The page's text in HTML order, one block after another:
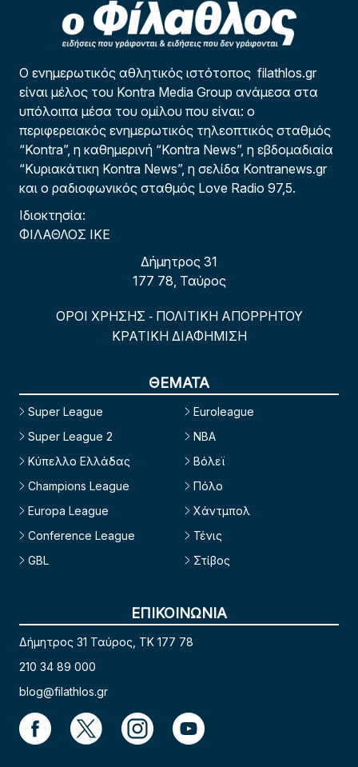
Ο ενημερωτικός αθλητικός ιστότοπος filathlos.gr
είναι μέλος του Kontra Media Group ανάμεσα στα
υπόλοιπα μέσα του ομίλου που είναι: ο
περιφερειακός ενημερωτικός τηλεοπτικός σταθμός
“Kontra”, η καθημερινή “Kontra News”, η εβδομαδιαία
“Κυριακάτικη Kontra News”, η σελίδα Kontranews.gr
και ο ραδιοφωνικός σταθμός Love Radio 97,5.
Ιδιοκτησία:
ΦΙΛΑΘΛΟΣ ΙΚΕ
Δήμητρος 31
177 78, Ταύρος
ΟΡΟΙ ΧΡΗΣΗΣ - ΠΟΛΙΤΙΚΗ ΑΠΟΡΡΗΤΟΥ
ΚΡΑΤΙΚΗ ΔΙΑΦΗΜΙΣΗ
ΘΕΜΑΤΑ
Super League
Super League 2
Κύπελλο Ελλάδας
Champions League
Europa League
Conference League
GBL
Euroleague
NBA
Βόλεϊ
Πόλο
Χάντμπολ
Τένις
Στίβος
ΕΠΙΚΟΙΝΩΝΙΑ
Δήμητρος 31 Ταύρος, TK 177 78
210 34 89 000
blog@filathlos.gr